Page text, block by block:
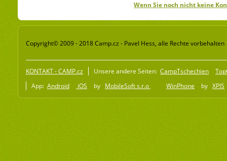
Wenn Sie noch nicht keine
Copyright© 2009 - 2018 Camp.cz - Pavel Hess, alle Rechte vorbehalten
KONTAKT - CAMP.cz Unsere andere Seiten: CampTschechien
App: Android iOS by MobileSoft s.r.o WinPhone by XPIS